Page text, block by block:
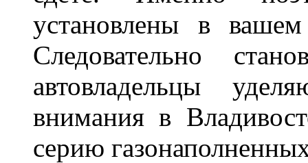
установлены в
Следовательно
автовладельцы
внимания в
серию